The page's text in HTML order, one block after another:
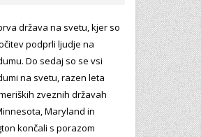
država na svetu, kjer so
podprli ljudje na
Do sedaj so se vsi
na svetu, razen leta
zveznih državah
Maryland in
končali s porazom